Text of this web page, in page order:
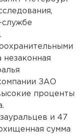
незаконная
ЗАО
проценты
и 47
сумма